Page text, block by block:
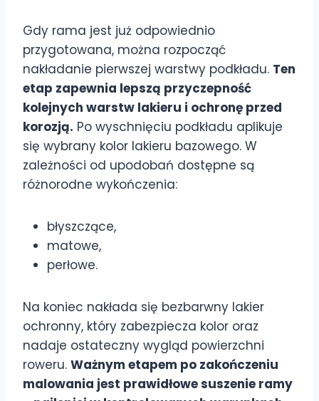
Gdy rama jest już odpowiednio
przygotowana, można rozpocząć
nakładanie pierwszej warstwy podkładu. Ten
etap zapewnia lepszą przyczepność
kolejnych warstw lakieru i ochronę przed
korozją. Po wyschnięciu podkładu aplikuje
się wybrany kolor lakieru bazowego. W
zależności od upodobań dostępne są
różnorodne wykończenia:
błyszczące,
matowe,
perłowe.
Na koniec nakłada się bezbarwny lakier
ochronny, który zabezpiecza kolor oraz
nadaje ostateczny wygląd powierzchni
roweru. Ważnym etapem po zakończeniu
malowania jest prawidłowe suszenie ramy